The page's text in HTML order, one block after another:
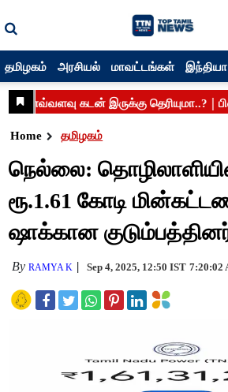
தமிழகம் அரசியல் மாவட்டங்கள் இந்தியா
Home தமிழகம்
நெல்லை:
ரூ.1.61 கோடி
ஷாக்கான
ByRAMYA K Sep 4, 2025, 12:50 IST 7:20:02